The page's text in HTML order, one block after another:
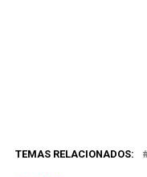
TEMAS RELACIONADOS: